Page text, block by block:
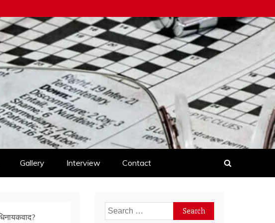
Gallery Interview Contact
Search